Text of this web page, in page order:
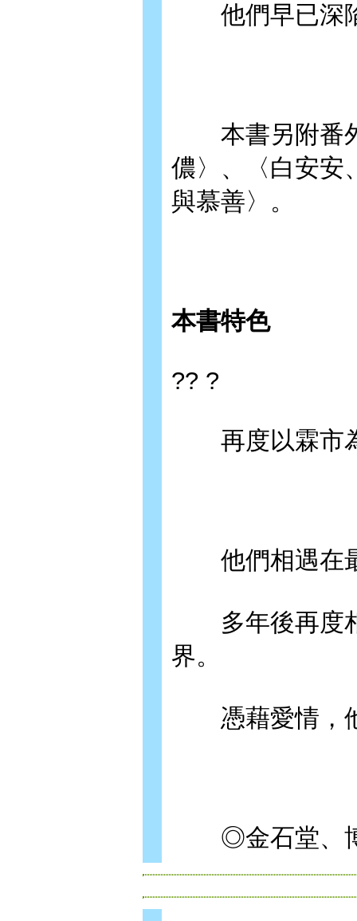
他們早已深
本書另附番外
儂〉、〈白安安
與慕善〉。
本書特色
?? ?
再度以霖市為
他們相遇在最
多年後再度相
界。
憑藉愛情，他
◎金石堂、博